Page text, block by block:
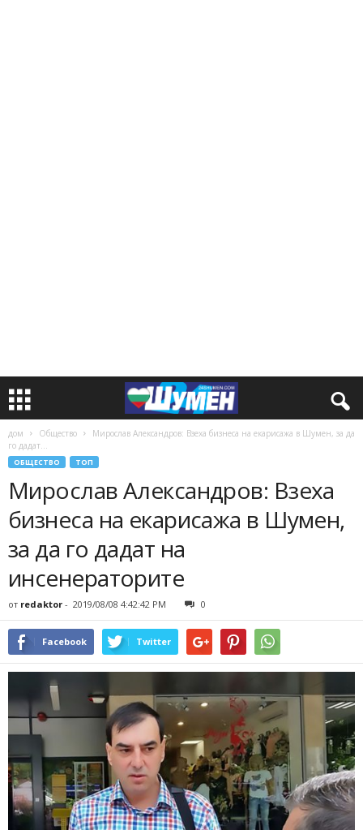
дом Общество
Мирослав Александров: Взеха бизнеса на екарисажа в Шумен, за да
го дадат...
ОБЩЕСТВО ТОП
Мирослав Александров: Взеха
бизнеса на екарисажа в Шумен,
за да го дадат на
инсенераторите
от redaktor - 2019/08/08 4:42:42 PM 0
Facebook Twitter